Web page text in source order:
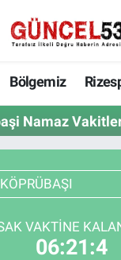
Bölgemiz
Namaz
KÖPRÜBAŞI
VAKTINE
06:21:4